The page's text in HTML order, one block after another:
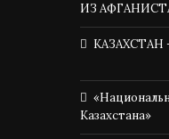
ИЗ
Казахстана»